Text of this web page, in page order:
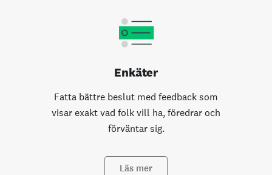
Enkäter
Fatta bättre beslut med feedback som
visar exakt vad folk vill ha, föredrar och
förväntar sig.
Läs mer